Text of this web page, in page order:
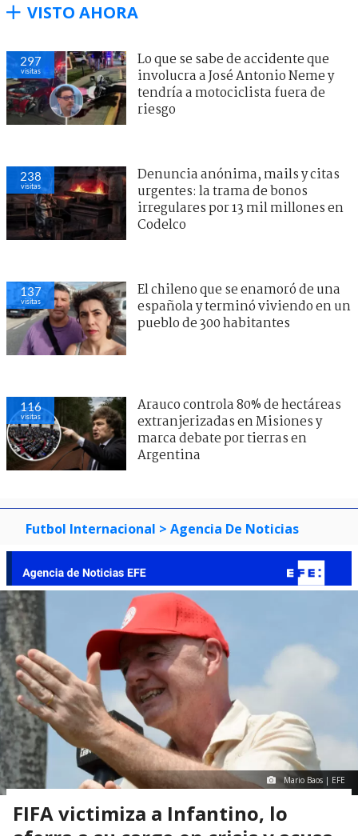
VISTO AHORA
297
visitas
Lo que se sabe de accidente que
involucra a José Antonio Neme y
tendría a motociclista fuera de
riesgo
238
visitas
Denuncia anónima, mails y citas
urgentes: la trama de bonos
irregulares por 13 mil millones en
Codelco
137
visitas
El chileno que se enamoró de una
española y terminó viviendo en un
pueblo de 300 habitantes
116
visitas
Arauco controla 80% de hectáreas
extranjerizadas en Misiones y
marca debate por tierras en
Argentina
Futbol Internacional > Agencia De Noticias
Mario Baos | EFE
FIFA victimiza a Infantino, lo